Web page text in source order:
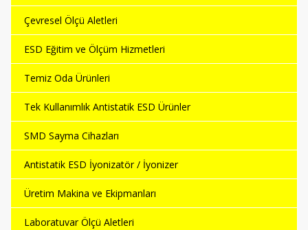
Çevresel Ölçü Aletleri
ESD Eğitim ve Ölçüm Hizmetleri
Temiz Oda Ürünleri
Tek Kullanımlık Antistatik ESD Ürünler
SMD Sayma Cihazları
Antistatik ESD İyonizatör / İyonizer
Üretim Makina ve Ekipmanları
Laboratuvar Ölçü Aletleri